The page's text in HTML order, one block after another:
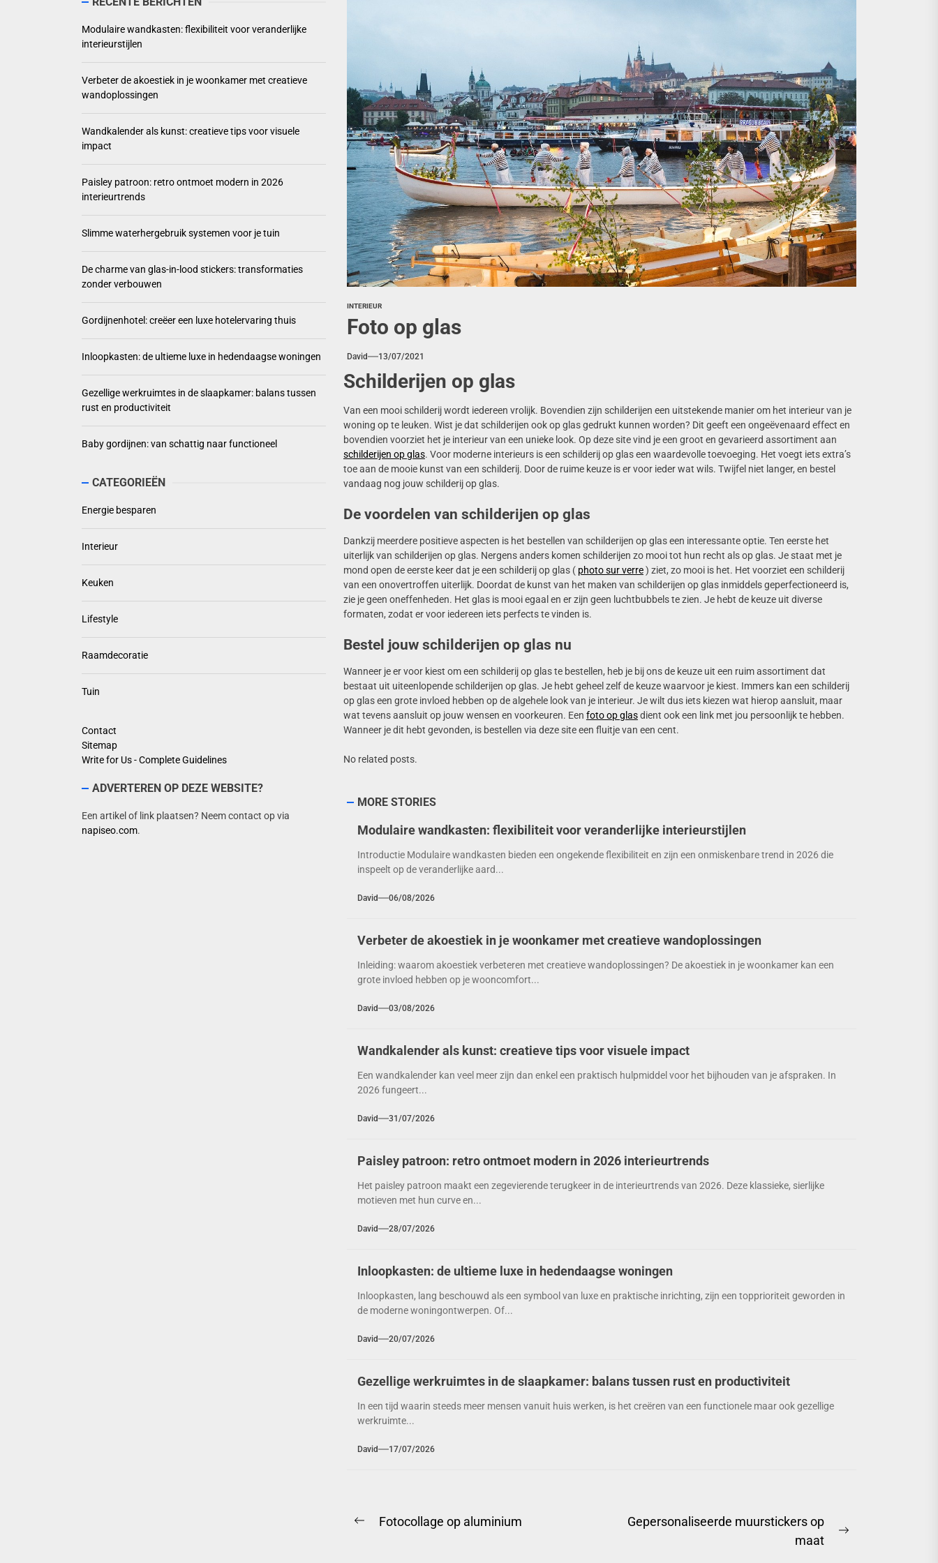
Paisley patroon: retro ontmoet modern in 2026 interieurtrends
Slimme waterhergebruik systemen voor je tuin
INTERIEUR
Foto op glas
David 13/07/2021
Schilderijen op glas
Van een mooi schilderij wordt iedereen vrolijk. Bovendien zijn schilderijen een uitstekende manier om het interieur van je
woning op te leuken. Wist je dat schilderijen ook op glas gedrukt kunnen worden? Dit geeft een ongeëvenaard effect en
bovendien voorziet het je interieur van een unieke look. Op deze site vind je een groot en gevarieerd assortiment aan
schilderijen op glas. Voor moderne interieurs is een schilderij op glas een waardevolle toevoeging. Het voegt iets extra’s
toe aan de mooie kunst van een schilderij. Door de ruime keuze is er voor ieder wat wils. Twijfel niet langer, en bestel
vandaag nog jouw schilderij op glas.
De voordelen van schilderijen op glas
Dankzij meerdere positieve aspecten is het bestellen van schilderijen op glas een interessante optie. Ten eerste het
uiterlijk van schilderijen op glas. Nergens anders komen schilderijen zo mooi tot hun recht als op glas. Je staat met je
mond open de eerste keer dat je een schilderij op glas ( photo sur verre) ziet, zo mooi is het. Het voorziet een schilderij
van een onovertroffen uiterlijk. Doordat de kunst van het maken van schilderijen op glas inmiddels geperfectioneerd is,
zie je geen oneffenheden. Het glas is mooi egaal en er zijn geen luchtbubbels te zien. Je hebt de keuze uit diverse
formaten, zodat er voor iedereen iets perfects te vinden is.
Bestel jouw schilderijen op glas nu
Wanneer je er voor kiest om een schilderij op glas te bestellen, heb je bij ons de keuze uit een ruim assortiment dat
bestaat uit uiteenlopende schilderijen op glas. Je hebt geheel zelf de keuze waarvoor je kiest. Immers kan een schilderij
op glas een grote invloed hebben op de algehele look van je interieur. Je wilt dus iets kiezen wat hierop aansluit, maar
wat tevens aansluit op jouw wensen en voorkeuren. Een foto op glasdient ook een link met jou persoonlijk te hebben.
Wanneer je dit hebt gevonden, is bestellen via deze site een fluitje van een cent.
No related posts.
MORE STORIES
Modulaire wandkasten: flexibiliteit voor veranderlijke interieurstijlen
Introductie Modulaire wandkasten bieden een ongekende flexibiliteit en zijn een onmiskenbare trend in 2026 die
inspeelt op de veranderlijke aard...
David 06/08/2026
Verbeter de akoestiek in je woonkamer met creatieve wandoplossingen
Inleiding: waarom akoestiek verbeteren met creatieve wandoplossingen? De akoestiek in je woonkamer kan een
grote invloed hebben op je wooncomfort...
David 03/08/2026
Wandkalender als kunst: creatieve tips voor visuele impact
Een wandkalender kan veel meer zijn dan enkel een praktisch hulpmiddel voor het bijhouden van je afspraken. In
2026 fungeert...
David 31/07/2026
Paisley patroon: retro ontmoet modern in 2026 interieurtrends
Het paisley patroon maakt een zegevierende terugkeer in de interieurtrends van 2026. Deze klassieke, sierlijke
motieven met hun curve en...
David 28/07/2026
Inloopkasten: de ultieme luxe in hedendaagse woningen
Inloopkasten, lang beschouwd als een symbool van luxe en praktische inrichting, zijn een topprioriteit geworden in
de moderne woningontwerpen. Of...
David 20/07/2026
Gezellige werkruimtes in de slaapkamer: balans tussen rust en productiviteit
In een tijd waarin steeds meer mensen vanuit huis werken, is het creëren van een functionele maar ook gezellige
werkruimte...
David 17/07/2026
Berichtnavigatie
Previous
Fotocollage op aluminium
Gepersonaliseerde muurstickers op
maat
Modulaire wandkasten: flexibiliteit voor veranderlijke
interieurstijlen
Verbeter de akoestiek in je woonkamer met creatieve
wandoplossingen
Wandkalender als kunst: creatieve tips voor visuele
impact
Paisley patroon: retro ontmoet modern in 2026
interieurtrends
Slimme waterhergebruik systemen voor je tuin
De charme van glas-in-lood stickers: transformaties
zonder verbouwen
Gordijnenhotel: creëer een luxe hotelervaring thuis
Inloopkasten: de ultieme luxe in hedendaagse woningen
Gezellige werkruimtes in de slaapkamer: balans tussen
rust en productiviteit
Baby gordijnen: van schattig naar functioneel
CATEGORIEËN
Energie besparen
Interieur
Keuken
Lifestyle
Raamdecoratie
Tuin
Contact
Sitemap
Write for Us - Complete Guidelines
ADVERTEREN OP DEZE WEBSITE?
Een artikel of link plaatsen? Neem contact op via
napiseo.com.